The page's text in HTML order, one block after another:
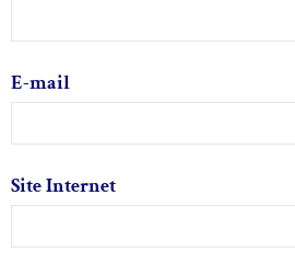
E-mail
Site Internet